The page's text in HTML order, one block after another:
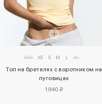
XXS XS S M L XL
Топ на бретелях с воротником на
пуговицах
1940 ₽